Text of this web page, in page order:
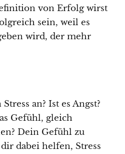
von Erfolg wirst
sein, weil es
wird, der mehr
an? Ist es Angst?
Gefühl, gleich
Dein Gefühl zu
dabei helfen, Stress